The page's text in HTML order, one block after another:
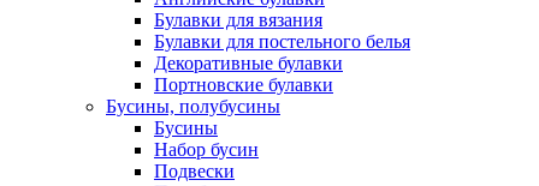
Булавки для вязания
Булавки для постельного белья
Декоративные булавки
Портновские булавки
Бусины, полубусины
Бусины
Набор бусин
Подвески